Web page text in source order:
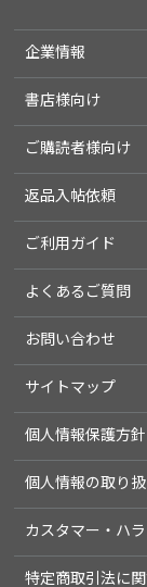
企業情報
書店様向け
ご購読者様向け
返品入帖依頼
ご利用ガイド
よくあるご質問
お問い合わせ
サイトマップ
個人情報保護方針
個人情報の取り
カスタマー・ハ
特定商取引法に